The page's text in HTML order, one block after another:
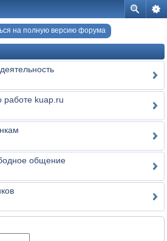
на полную версию форума
kuap.ru
общение